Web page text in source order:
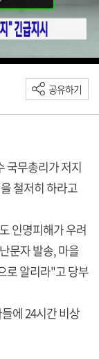
공유하기
국무총리가 저지
철저히 하라고
인명피해가 우려
문자 발송, 마을
로 알리라"고 당부
에 24시간 비상